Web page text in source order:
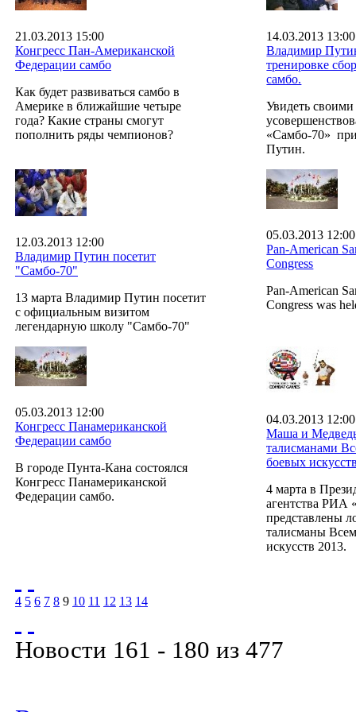
21.03.2013 15:00
Конгресс Пан-Американской
Федерации самбо
Как будет развиваться самбо в
Америке в ближайшие четыре
года? Какие страны смогут
пополнить ряды чемпионов?
14.03.2013 13:00
Владимир
тренировке
самбо.
Увидеть своими
«Самбо-70»
Путин.
12.03.2013 12:00
Владимир Путин посетит
"Самбо-70"
13 марта Владимир Путин посетит
с официальным визитом
легендарную школу "Самбо-70"
05.03.2013 12:00
Pan-American
Congress
Pan-American
Congress was
05.03.2013 12:00
Конгресс Панамериканской
Федерации самбо
В городе Пунта-Кана состоялся
Конгресс Панамериканской
Федерации самбо.
04.03.2013 12:00
Маша и
талисманами
боевых
4 марта в
агентства РИА
представлены
талисманы
искусств 2013.
4 5 6 7 8 9 10 11 12 13 14
Новости 161 - 180 из 477